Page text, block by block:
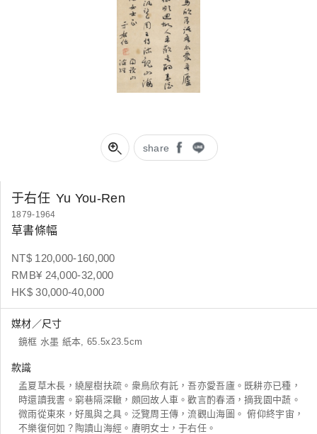
share
于右任 Yu You-Ren
1879-1964
草書條幅
NT$ 120,000-160,000
RMB¥ 24,000-32,000
HK$ 30,000-40,000
媒材／尺寸
鏡框 水墨 紙本, 65.5x23.5cm
款識
孟夏草木長，繞屋樹扶疏。衆鳥欣有託，吾亦愛吾廬。既耕亦已種，
時還讀我書。窮巷隔深轍，頗回故人車。歡言酌春酒，摘我園中蔬。
微雨從東來，好風與之具。泛覽周王傳，流觀山海圖。 俯仰終宇宙，
不樂復何如？陶讀山海經。賡明女士，于右任。